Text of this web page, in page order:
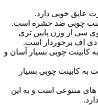
عایق خوبی دارد.
چوبی ضد حشره است.
سی از وزن پایین تری
دی اف برخوردار است.
چوبی بسیار آسان و
کابینت چوبی بسیار
متنوعی است و به این